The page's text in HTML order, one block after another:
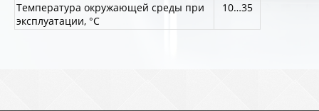
Температура окружающей среды при
эксплуатации, °С
10…35